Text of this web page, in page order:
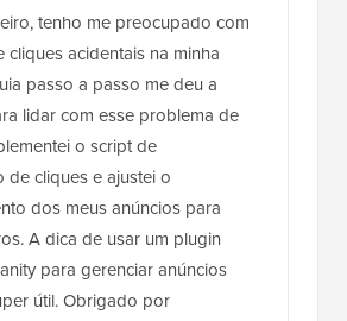
Eu não teria pensado em
tais questões.
às 08:22